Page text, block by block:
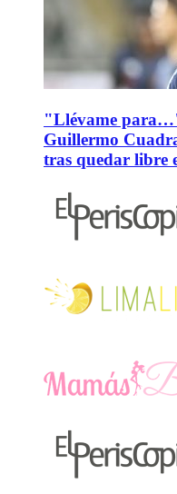
"Llévame
Guillermo
tras quedar libre